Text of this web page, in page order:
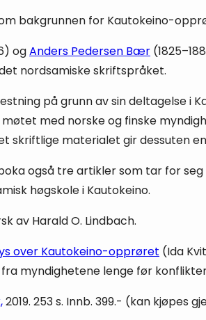
bakgrunnen for Kautokeino-
ogAnders Pedersen Bær
nordsamiske skriftspråket.
på grunn av sin deltagelse i
med norske og finske
skriftlige materialet gir dessuten
også tre artikler som tar for seg
høgskole i Kautokeino.
av Harald O. Lindbach.
over Kautokeino-opprøret (Ida
myndighetene lenge før konflikten
2019. 253 s. Innb. 399.- (kan kjøpes